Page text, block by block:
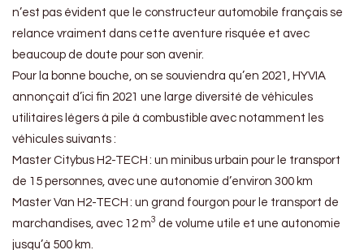
n’est pas évident que le constructeur automobile français se
relance vraiment dans cette aventure risquée et avec
beaucoup de doute pour son avenir.
Pour la bonne bouche, on se souviendra qu’en 2021, HYVIA
annonçait d’ici fin 2021 une large diversité de véhicules
utilitaires légers à pile à combustible avec notamment les
véhicules suivants :
Master Citybus H2-TECH : un minibus urbain pour le transport
de 15 personnes, avec une autonomie d’environ 300 km
Master Van H2-TECH : un grand fourgon pour le transport de
marchandises, avec 12 m3 de volume utile et une autonomie
jusqu’à 500 km.